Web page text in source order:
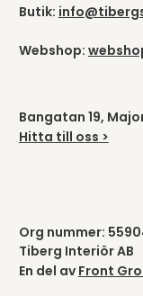
Butik:
Webshop:
Bangatan 19,
Hitta till oss >
Org nummer:
Tiberg Interiör AB
En del av Front